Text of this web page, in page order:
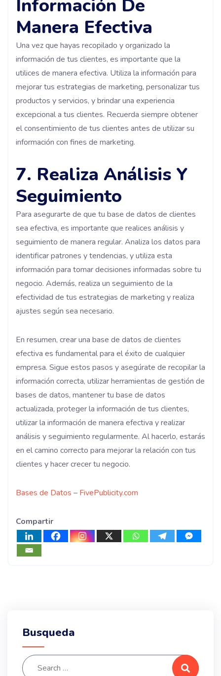
Información De
Manera Efectiva
Una vez que hayas recopilado y organizado la
información de tus clientes, es importante que la
utilices de manera efectiva. Utiliza la información para
mejorar tus estrategias de marketing, personalizar tus
productos y servicios, y brindar una experiencia
excepcional a tus clientes. Recuerda siempre obtener
el consentimiento de tus clientes antes de utilizar su
información con fines de marketing.
7. Realiza Análisis Y
Seguimiento
Para asegurarte de que tu base de datos de clientes
sea efectiva, es importante que realices análisis y
seguimiento de manera regular. Analiza los datos para
identificar patrones y tendencias, y utiliza esta
información para tomar decisiones informadas sobre tu
negocio. Además, realiza un seguimiento de la
efectividad de tus estrategias de marketing y realiza
ajustes según sea necesario.
En resumen, crear una base de datos de clientes
efectiva es fundamental para el éxito de cualquier
empresa. Sigue estos pasos y asegúrate de recopilar la
información correcta, utilizar herramientas de gestión de
bases de datos, mantener tu base de datos
actualizada, proteger la información de tus clientes,
utilizar la información de manera efectiva y realizar
análisis y seguimiento regularmente. Al hacerlo, estarás
en el camino correcto para mejorar la relación con tus
clientes y hacer crecer tu negocio.
Bases de Datos – FivePublicity.com
Compartir
Busqueda
Search for:
Search